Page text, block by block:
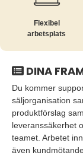
Flexibel
arbetsplats
DINA
Du kommer
säljorganisation
produktförslag
leveranssäkerhet
teamet. Arbetet
även